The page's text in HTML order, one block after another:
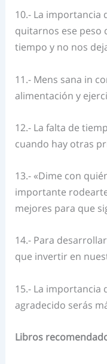
10.- La importancia
quitarnos ese peso
tiempo y no nos
11.- Mens sana in
alimentación y
12.- La falta de
cuando hay otras
13.- «Dime con
importante
mejores para que
14.- Para
que invertir en
15.- La importancia
agradecido serás
Libros